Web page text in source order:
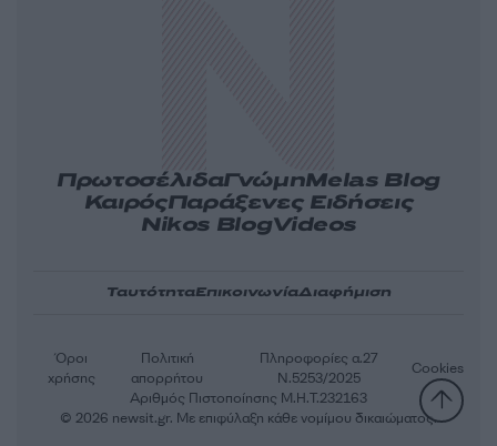
ΠρωτοσέλιδαΓνώμηMelas Blog
ΚαιρόςΠαράξενες Ειδήσεις
Nikos BlogVideos
ΤαυτότηταΕπικοινωνίαΔιαφήμιση
Αριθμός Πιστοποίησης Μ.Η.Τ.232163
Όροι
χρήσης
Πολιτική
απορρήτου
Πληροφορίες α.27
Ν.5253/2025
Cookies
© 2026 newsit.gr. Με επιφύλαξη κάθε νομίμου δικαιώματος.